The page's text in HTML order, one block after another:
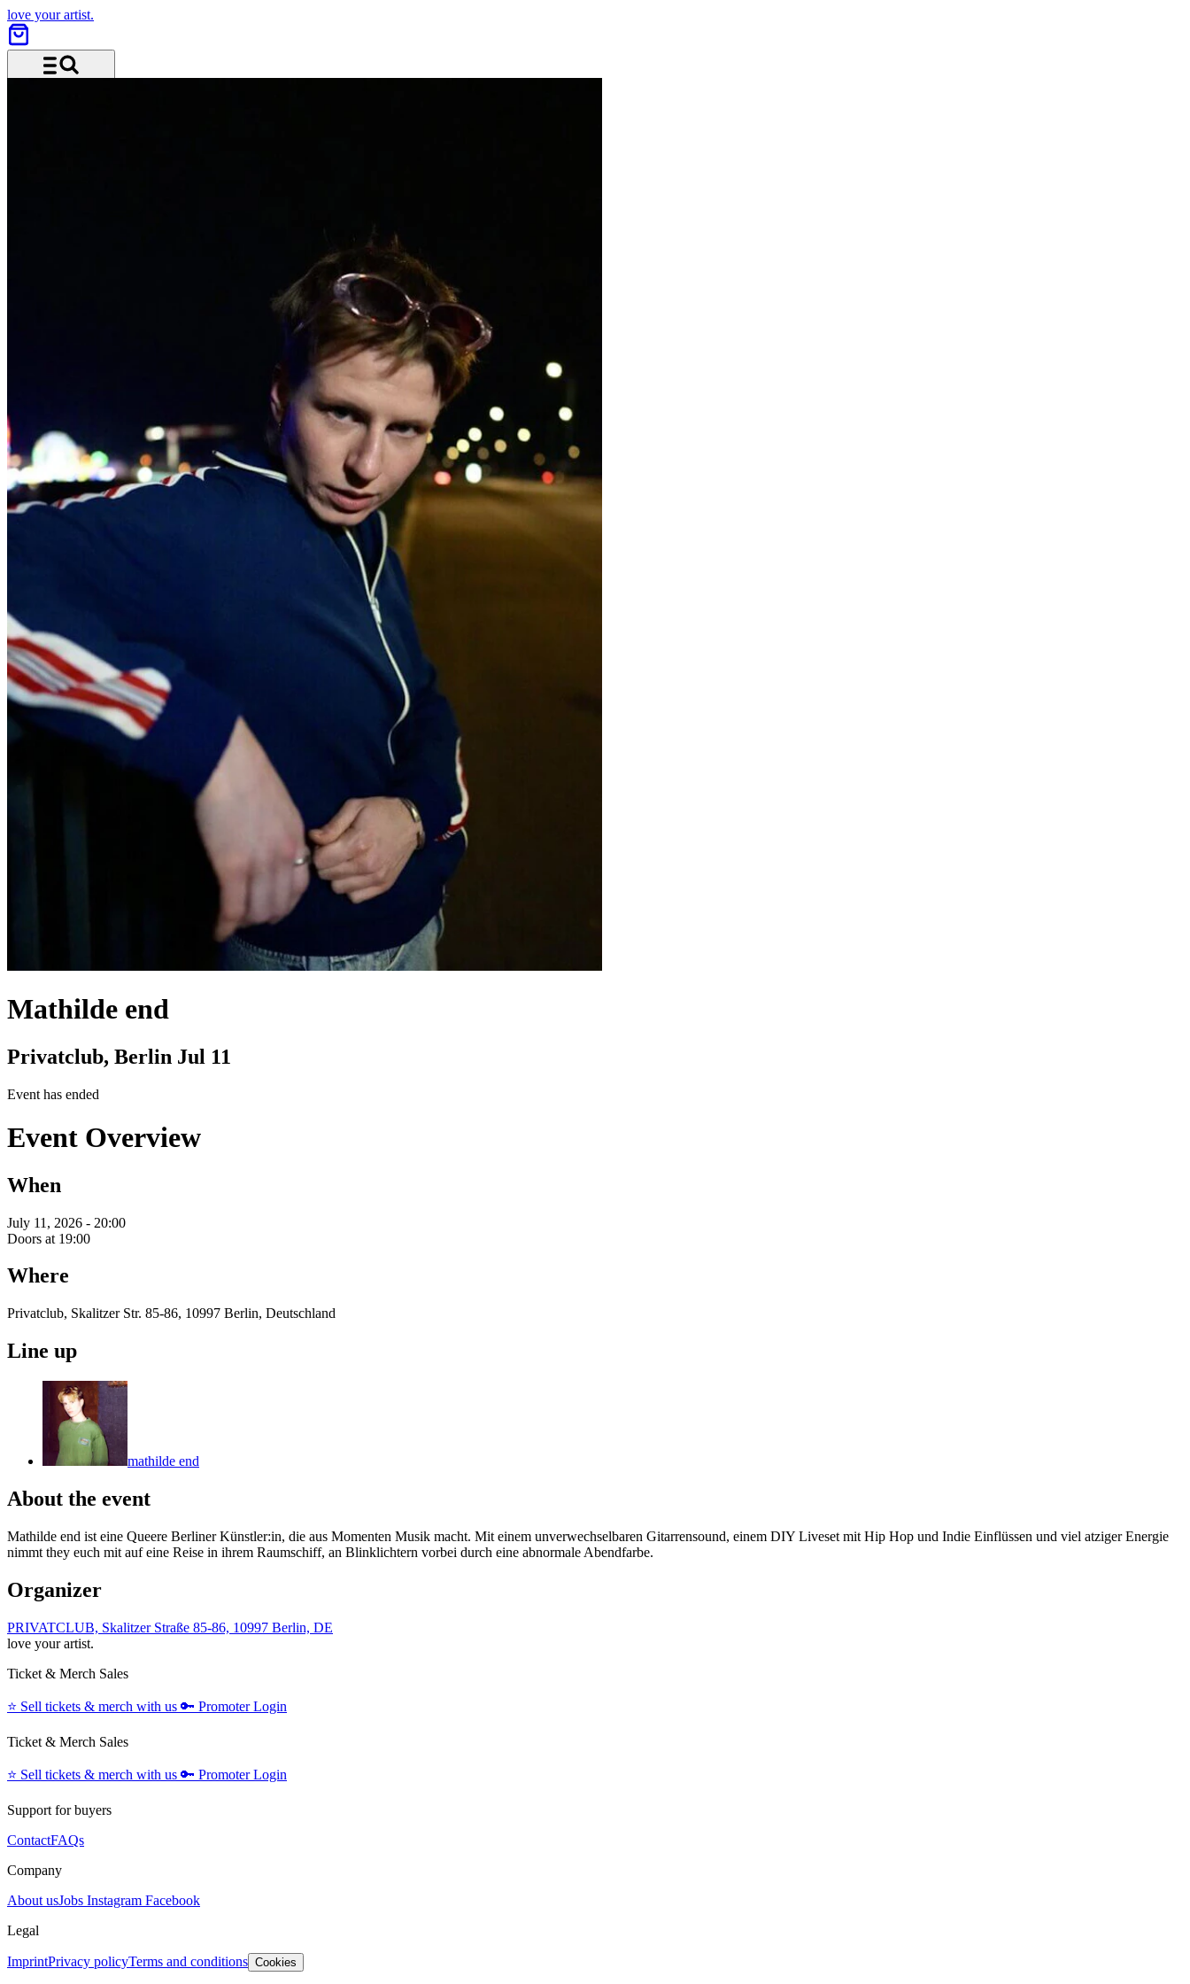
love your artist.
Mathilde end
Privatclub, Berlin Jul 11
Event has ended
Event Overview
When
July 11, 2026 - 20:00
Doors at 19:00
Where
Privatclub, Skalitzer Str. 85-86, 10997 Berlin, Deutschland
Line up
mathilde end
About the event
Mathilde end ist eine Queere Berliner Künstler:in, die aus Momenten Musik macht. Mit einem unverwechselbaren Gitarrensound, einem DIY Liveset mit Hip Hop und Indie Einflüssen und viel atziger Energie
nimmt they euch mit auf eine Reise in ihrem Raumschiff, an Blinklichtern vorbei durch eine abnormale Abendfarbe.
Organizer
PRIVATCLUB, Skalitzer Straße 85-86, 10997 Berlin, DE
love your artist.
Ticket & Merch Sales
⭐️ Sell tickets & merch with us 🔑 Promoter Login
Ticket & Merch Sales
⭐️ Sell tickets & merch with us 🔑 Promoter Login
Support for buyers
ContactFAQs
Company
About usJobs Instagram Facebook
Legal
ImprintPrivacy policyTerms and conditions Cookies